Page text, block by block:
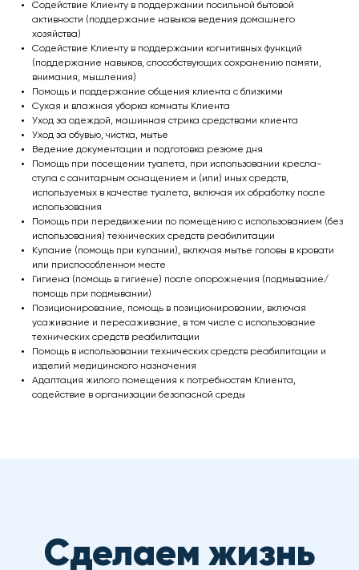
Содействие Клиенту в поддержании посильной бытовой
активности (поддержание навыков ведения домашнего
хозяйства)
Содействие Клиенту в поддержании когнитивных функций
(поддержание навыков, способствующих сохранению памяти,
внимания, мышления)
Помощь и поддержание общения клиента с близкими
Сухая и влажная уборка комнаты Клиента
Уход за одеждой, машинная стрика средствами клиента
Уход за обувью, чистка, мытье
Ведение документации и подготовка резюме дня
Помощь при посещении туалета, при использовании кресла-
стула с санитарным оснащением и (или) иных средств,
используемых в качестве туалета, включая их обработку после
использования
Помощь при передвижении по помещению с использованием (без
использования) технических средств реабилитации
Купание (помощь при купании), включая мытье головы в кровати
или приспособленном месте
Гигиена (помощь в гигиене) после опорожнения (подмывание/
помощь при подмывании)
Позиционирование, помощь в позиционировании, включая
усаживание и пересаживание, в том числе с использование
технических средств реабилитации
Помощь в использовании технических средств реабилитации и
изделий медицинского назначения
Адаптация жилого помещения к потребностям Клиента,
содействие в организации безопасной среды
Сделаем жизнь
близких более
комфортной и
полноценной!
Наши контакты